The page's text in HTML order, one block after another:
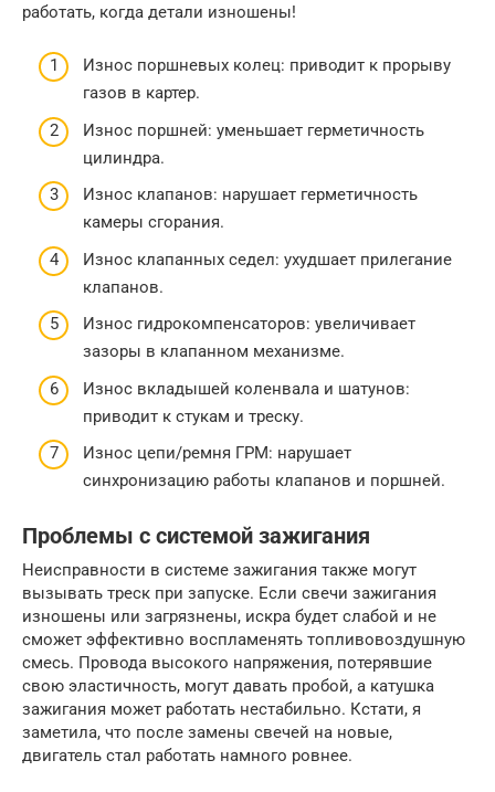
работать, когда детали изношены!
Износ поршневых колец: приводит к прорыву
газов в картер.
Износ поршней: уменьшает герметичность
цилиндра.
Износ клапанов: нарушает герметичность
камеры сгорания.
Износ клапанных седел: ухудшает прилегание
клапанов.
Износ гидрокомпенсаторов: увеличивает
зазоры в клапанном механизме.
Износ вкладышей коленвала и шатунов:
приводит к стукам и треску.
Износ цепи/ремня ГРМ: нарушает
синхронизацию работы клапанов и поршней.
Проблемы с системой зажигания
Неисправности в системе зажигания также могут
вызывать треск при запуске. Если свечи зажигания
изношены или загрязнены, искра будет слабой и не
сможет эффективно воспламенять топливовоздушную
смесь. Провода высокого напряжения, потерявшие
свою эластичность, могут давать пробой, а катушка
зажигания может работать нестабильно. Кстати, я
заметила, что после замены свечей на новые,
двигатель стал работать намного ровнее.